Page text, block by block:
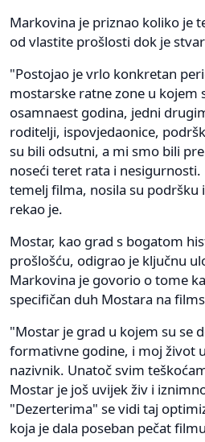
Markovina je priznao koliko je
od vlastite prošlosti dok je
"Postojao je vrlo konkretan
mostarske ratne zone u kojem
osamnaest godina, jedni
roditelji, ispovjedaonice,
su bili odsutni, a mi smo bili
noseći teret rata i nesigurnosti.
temelj filma, nosila su podršku
rekao je.
Mostar, kao grad s bogatom
prošlošću, odigrao je ključnu
Markovina je govorio o tome
specifičan duh Mostara na
"Mostar je grad u kojem su se
formativne godine, i moj život
nazivnik. Unatoč svim
Mostar je još uvijek živ i
"Dezerterima" se vidi taj
koja je dala poseban pečat